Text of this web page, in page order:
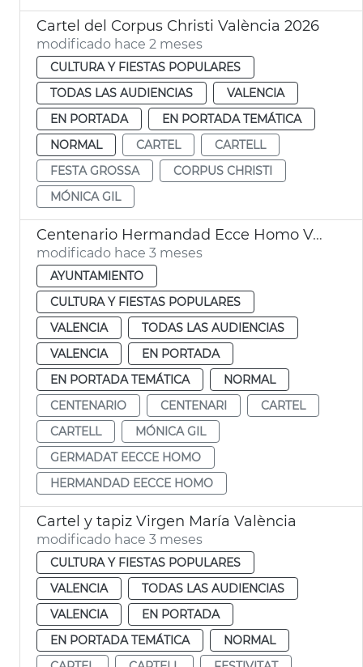
Cartel del Corpus Christi València 2026
modificado hace 2 meses
CULTURA Y FIESTAS POPULARES
TODAS LAS AUDIENCIAS
VALENCIA
EN PORTADA
EN PORTADA TEMÁTICA
NORMAL
CARTEL
CARTELL
FESTA GROSSA
CORPUS CHRISTI
MÓNICA GIL
Centenario Hermandad Ecce Homo València
modificado hace 3 meses
AYUNTAMIENTO
CULTURA Y FIESTAS POPULARES
VALENCIA
TODAS LAS AUDIENCIAS
VALENCIA
EN PORTADA
EN PORTADA TEMÁTICA
NORMAL
CENTENARIO
CENTENARI
CARTEL
CARTELL
MÓNICA GIL
GERMADAT EECCE HOMO
HERMANDAD EECCE HOMO
Cartel y tapiz Virgen María València
modificado hace 3 meses
CULTURA Y FIESTAS POPULARES
VALENCIA
TODAS LAS AUDIENCIAS
VALENCIA
EN PORTADA
EN PORTADA TEMÁTICA
NORMAL